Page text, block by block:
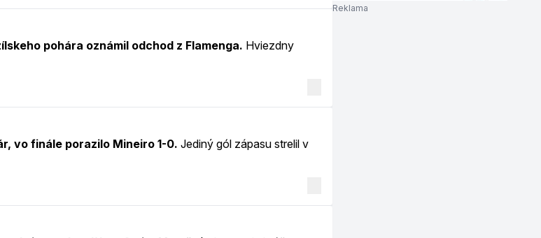
pohára oznámil odchod z Flamenga. Hviezdny
vo finále porazilo Mineiro 1-0. Jediný gól zápasu strelil v
Reklama